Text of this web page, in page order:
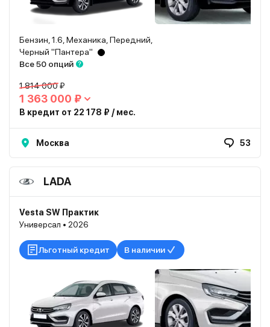
Бензин, 1.6, Механика, Передний,
Черный "Пантера"
Все 50 опций
1 814 000 ₽
1 363 000 ₽
В кредит от 22 178 ₽ / мес.
Москва 53
LADA
Vesta SW Практик
Универсал • 2026
Льготный кредит В наличии